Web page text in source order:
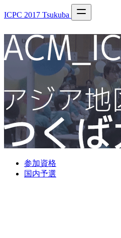
ICPC 2017 Tsukuba
参加資格
国内予選